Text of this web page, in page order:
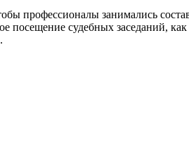
профессионалы занимались
судебных заседаний,